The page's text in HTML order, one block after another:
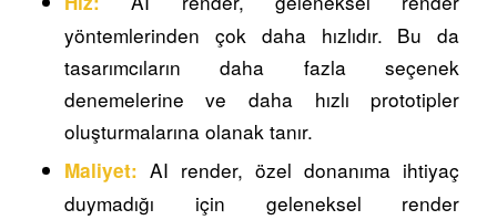
yöntemlerinden çok daha hızlıdır. Bu da
tasarımcıların daha fazla seçenek
denemelerine ve daha hızlı prototipler
oluşturmalarına olanak tanır.
Maliyet: AI render, özel donanıma ihtiyaç
duymadığı için geleneksel render